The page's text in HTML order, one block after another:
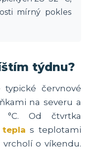
mírný pokles
týdnu?
červnové
na severu a
Od čtvrtka
tepla s teplotami
vrcholí o víkendu.